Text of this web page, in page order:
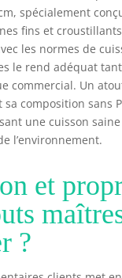
nécessaire
spécialement
fins et
les normes de
le rend adéquat
commercial. Un
composition sans
une cuisson
l’environnement.
et
?